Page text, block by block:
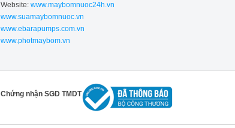
Website:www.maybomnuoc24h.vn
www.suamaybomnuoc.vn
www.ebarapumps.com.vn
www.photmaybom.vn
Chứng nhận SGD TMDT